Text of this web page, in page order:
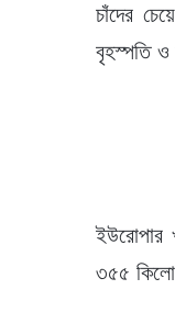
চাঁদের
বৃহস্পতি ও
ইউরোপার
৩৫৫